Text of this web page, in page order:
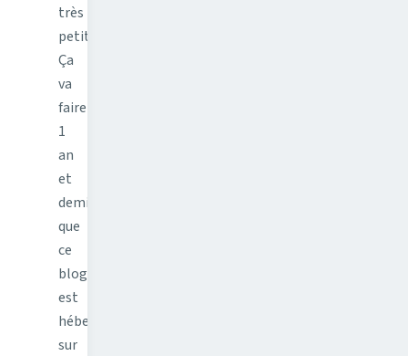
très
petit.
Ça
va
faire
1
an
et
demi
que
ce
blog
est
hébergé
sur